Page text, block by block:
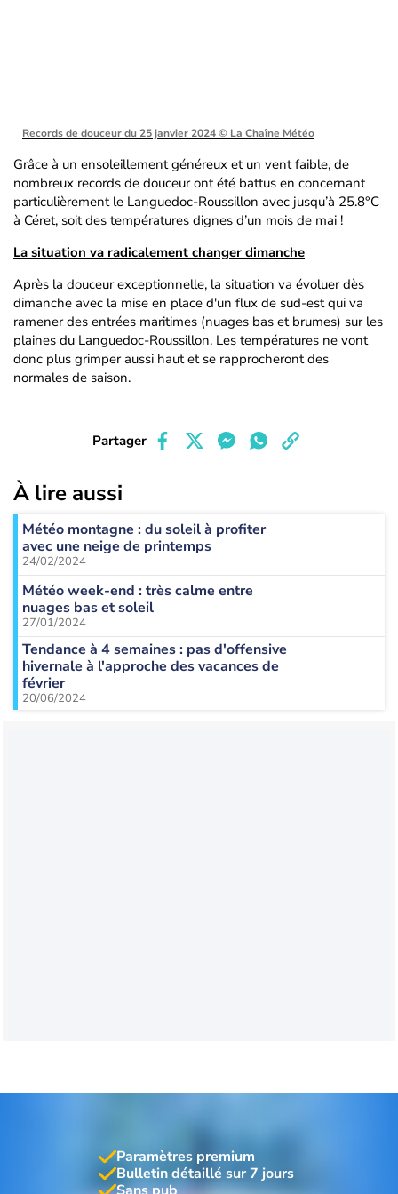
Records de douceur du 25 janvier 2024© La Chaîne Météo
Grâce à un ensoleillement généreux et un vent faible, de
nombreux records de douceur ont été battus en concernant
particulièrement le Languedoc-Roussillon avec jusqu’à 25.8°C
à Céret, soit des températures dignes d’un mois de mai !
La situation va radicalement changer dimanche
Après la douceur exceptionnelle, la situation va évoluer dès
dimanche avec la mise en place d'un flux de sud-est qui va
ramener des entrées maritimes (nuages bas et brumes) sur les
plaines du Languedoc-Roussillon. Les températures ne vont
donc plus grimper aussi haut et se rapprocheront des
normales de saison.
Partager
À lire aussi
Météo montagne : du soleil à profiter
avec une neige de printemps
24/02/2024
Météo week-end : très calme entre
nuages bas et soleil
27/01/2024
Tendance à 4 semaines : pas d'offensive
hivernale à l'approche des vacances de
février
20/06/2024
Paramètres premium
Bulletin détaillé sur 7 jours
Sans pub